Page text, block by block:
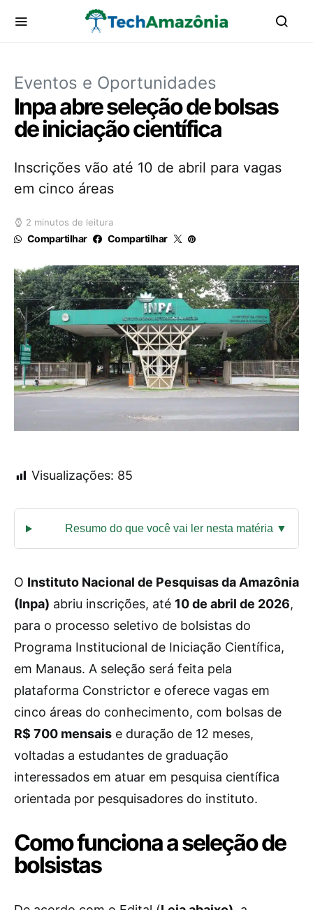
Eventos e Oportunidades
Inpa abre seleção de bolsas
de iniciação científica
Inscrições vão até 10 de abril para vagas
em cinco áreas
2 minutos de leitura
Compartilhar Compartilhar
Visualizações: 85
O Instituto Nacional de Pesquisas da Amazônia
(Inpa) abriu inscrições, até 10 de abril de 2026,
para o processo seletivo de bolsistas do
Programa Institucional de Iniciação Científica,
em Manaus. A seleção será feita pela
plataforma Constrictor e oferece vagas em
cinco áreas do conhecimento, com bolsas de
R$ 700 mensais e duração de 12 meses,
voltadas a estudantes de graduação
interessados em atuar em pesquisa científica
orientada por pesquisadores do instituto.
Como funciona a seleção de
bolsistas